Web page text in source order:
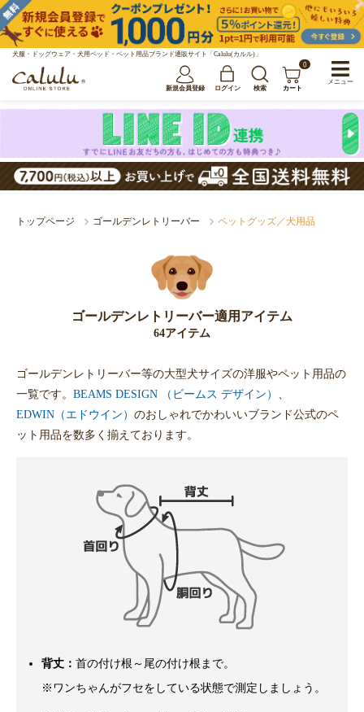
犬服・ドッグウェア・犬用ベッド・ペット用品ブランド通販サイト「Calulu(カルル)」
新規会員登録 ログイン 検索
0
カート
トップページ ゴールデンレトリーバー ペットグッズ／犬用品
ゴールデンレトリーバー適用アイテム
64アイテム
ゴールデンレトリーバー等の大型犬サイズの洋服やペット用品の
一覧です。 BEAMS DESIGN （ビームス デザイン）
EDWIN（エドウイン） のおしゃれでかわいいブランド公式のペ
ット用品を数多く揃えております。
背丈： 首の付け根～尾の付け根まで。
※ワンちゃんがフセをしている状態で測定しましょう。
メニュー